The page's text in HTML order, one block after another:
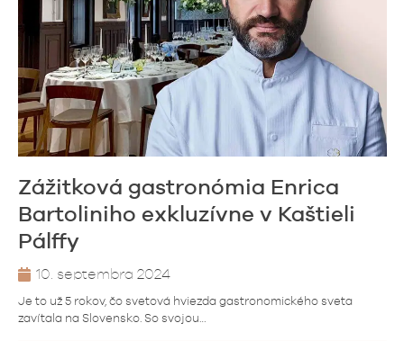
Zážitková gastronómia Enrica
Bartoliniho exkluzívne v Kaštieli
Pálffy
10. septembra 2024
Je to už 5 rokov, čo svetová hviezda gastronomického sveta
zavítala na Slovensko. So svojou…